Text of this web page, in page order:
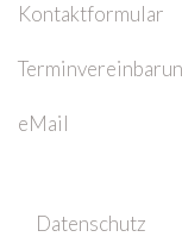
Kontaktformular
eMail
Datenschutz